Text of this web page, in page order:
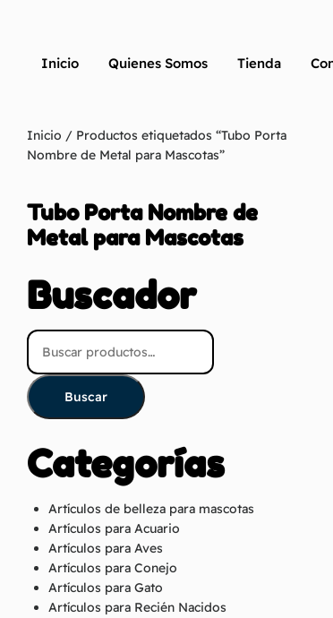
Inicio Quienes Somos Tienda
Inicio / Productos etiquetados “Tubo Porta
Nombre de Metal para Mascotas”
Tubo Porta Nombre de
Metal para Mascotas
Buscador
Buscar
Categorías
Artículos de belleza para mascotas
Artículos para Acuario
Artículos para Aves
Artículos para Conejo
Artículos para Gato
Artículos para Recién Nacidos